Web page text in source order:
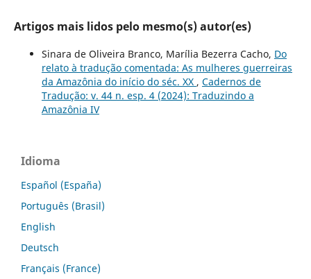
Artigos mais lidos pelo mesmo(s) autor(es)
Sinara de Oliveira Branco, Marília Bezerra Cacho, Do
relato à tradução comentada: As mulheres guerreiras
da Amazônia do início do séc. XX , Cadernos de
Tradução: v. 44 n. esp. 4 (2024): Traduzindo a
Amazônia IV
Idioma
Español (España)
Português (Brasil)
English
Deutsch
Français (France)